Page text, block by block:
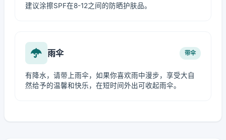
建议涂擦SPF在8-12之间的防晒护肤品。
雨伞 带伞
有降水，请带上雨伞，如果你喜欢雨中漫步，享受大自
然给予的温馨和快乐，在短时间外出可收起雨伞。